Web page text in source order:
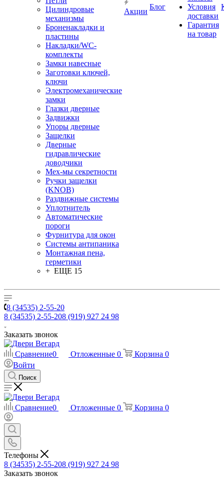
Цилиндровые
механизмы
Броненакладки и
пластины
Накладки/WC-
комплекты
Замки навесные
Заготовки ключей,
ключи
Электромеханические
замки
Глазки дверные
Задвижки
Упоры дверные
Защелки
Дверные
гидравлические
доводчики
Мех-мы секретности
Ручки защелки
(KNOB)
Раздвижные системы
Уплотнитель
Автоматические
пороги
Фурнитура для окон
Системы антипаника
Монтажная пена,
герметики
+ ЕЩЕ 15
Акции
Блог
Условия
доставки
Гарантия
на товар
8 (34535) 2-55-20
8 (34535) 2-55-208 (919) 927 24 98
Заказать звонок
Сравнение0 Отложенные 0 Корзина 0
Войти
Поиск
Сравнение0 Отложенные 0 Корзина 0
Телефоны
8 (34535) 2-55-208 (919) 927 24 98
Заказать звонок